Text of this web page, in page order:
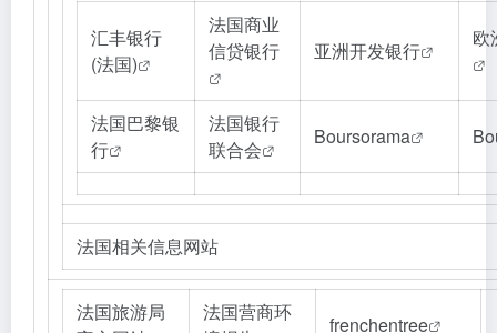
汇丰银行
(法国)
法国商业
信贷银行
亚洲开发银行
欧
法国巴黎银
行
法国银行
联合会
Boursorama
法国相关信息网站
法国旅游局
法国营商环
frenchentree